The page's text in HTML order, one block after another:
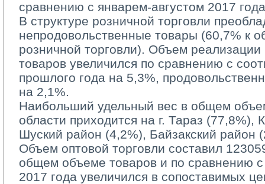
сравнению с январем-августом 2017
В структуре розничной торговли
непродовольственные товары (60,7% к
розничной торговли). Объем
товаров увеличился по сравнению с
прошлого года на 5,3%,
на 2,1%.
Наибольший удельный вес в общем
области приходится на г. Тараз (77,8%),
Шуский район (4,2%), Байзакский район
Объем оптовой торговли составил
общем объеме товаров и по сравнению
2017 года увеличился в сопоставимых